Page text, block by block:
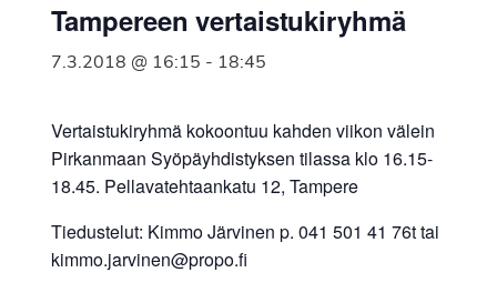
Suomen
Tampereen vertaistukiryhmä
7.3.2018 @ 16:15 - 18:45
Vertaistukiryhmä kokoontuu kahden viikon välein
Pirkanmaan Syöpäyhdistyksen tilassa klo 16.15-
18.45. Pellavatehtaankatu 12, Tampere
Tiedustelut: Kimmo Järvinen p. 041 501 41 76t tai
kimmo.jarvinen@propo.fi